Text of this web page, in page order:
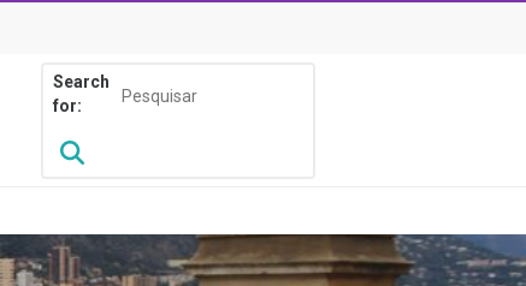
Search
for: